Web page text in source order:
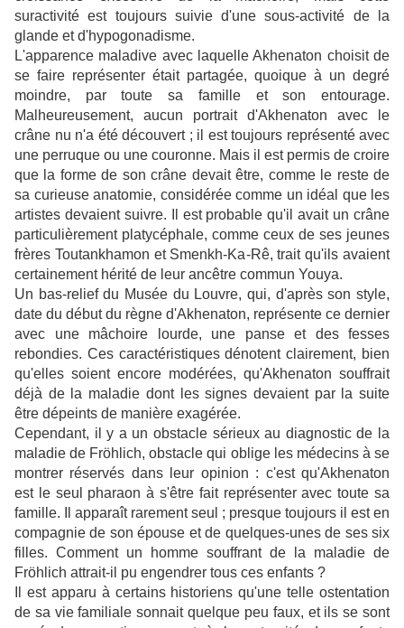
suractivité est toujours suivie d'une sous-activité de la
glande et d'hypogonadisme.
L'apparence maladive avec laquelle Akhenaton choisit de
se faire représenter était partagée, quoique à un degré
moindre, par toute sa famille et son entourage.
Malheureusement, aucun portrait d'Akhenaton avec le
crâne nu n'a été découvert ; il est toujours représenté avec
une perruque ou une couronne. Mais il est permis de croire
que la forme de son crâne devait être, comme le reste de
sa curieuse anatomie, considérée comme un idéal que les
artistes devaient suivre. Il est probable qu'il avait un crâne
particulièrement platycéphale, comme ceux de ses jeunes
frères Toutankhamon et Smenkh-Ka-Rê, trait qu'ils avaient
certainement hérité de leur ancêtre commun Youya.
Un bas-relief du Musée du Louvre, qui, d'après son style,
date du début du règne d'Akhenaton, représente ce dernier
avec une mâchoire lourde, une panse et des fesses
rebondies. Ces caractéristiques dénotent clairement, bien
qu'elles soient encore modérées, qu'Akhenaton souffrait
déjà de la maladie dont les signes devaient par la suite
être dépeints de manière exagérée.
Cependant, il y a un obstacle sérieux au diagnostic de la
maladie de Fröhlich, obstacle qui oblige les médecins à se
montrer réservés dans leur opinion : c'est qu'Akhenaton
est le seul pharaon à s'être fait représenter avec toute sa
famille. Il apparaît rarement seul ; presque toujours il est en
compagnie de son épouse et de quelques-unes de ses six
filles. Comment un homme souffrant de la maladie de
Fröhlich attrait-il pu engendrer tous ces enfants ?
Il est apparu à certains historiens qu'une telle ostentation
de sa vie familiale sonnait quelque peu faux, et ils se sont